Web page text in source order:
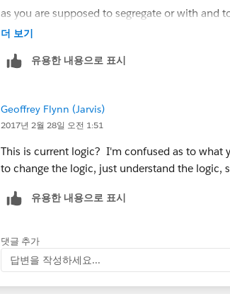
as you are supposed to segregate or with and
더 보기
유용한 내용으로 표시
Geoffrey Flynn (Jarvis)
2017년 2월 28일 오전 1:51
This is current logic? I'm confused as to what
to change the logic, just understand the logic,
유용한 내용으로 표시
댓글 추가
답변을 작성하세요...